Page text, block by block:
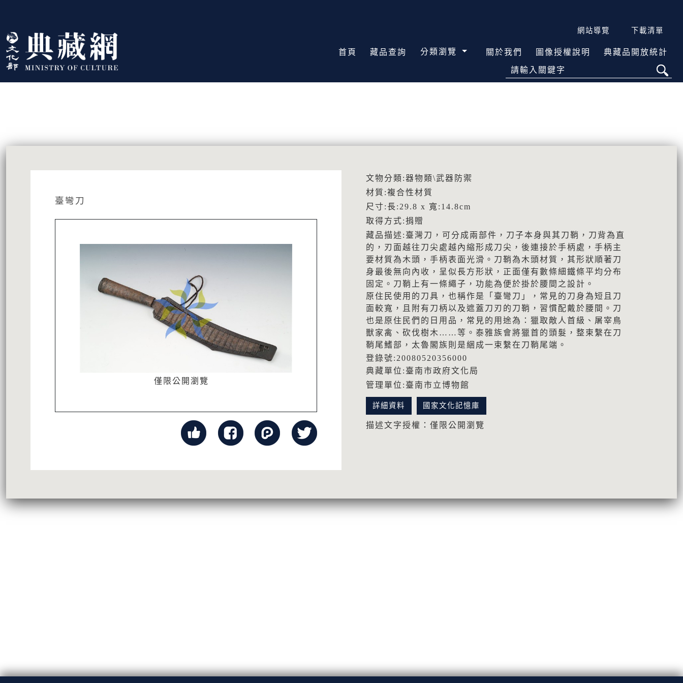
:::
網站導覽 下載清單
首頁 藏品查詢 分類瀏覽 關於我們 圖像授權說明 典藏品開放統計
請輸入關鍵字
臺彎刀
僅限公開瀏覽
文物分類:器物類\武器防禦
材質:複合性材質
尺寸:長:29.8 x 寬:14.8cm
取得方式:捐贈
藏品描述:臺灣刀，可分成兩部件，刀子本身與其刀鞘，刀背為直
的，刃面越往刀尖處越內縮形成刀尖，後連接於手柄處，手柄主
要材質為木頭，手柄表面光滑。刀鞘為木頭材質，其形狀順著刀
身最後無向內收，呈似長方形狀，正面僅有數條細鐵條平均分布
固定。刀鞘上有一條繩子，功能為便於掛於腰間之設計。
原住民使用的刀具，也稱作是「臺彎刀」，常見的刀身為短且刀
面較寬，且附有刀柄以及遮蓋刀刃的刀鞘，習慣配戴於腰間。刀
也是原住民們的日用品，常見的用途為：獵取敵人首級、屠宰鳥
獸家禽、砍伐樹木……等。泰雅族會將獵首的頭髮，整束繫在刀
鞘尾鰭部，太魯閣族則是綑成一束繫在刀鞘尾端。
登錄號:20080520356000
典藏單位:臺南市政府文化局
管理單位:臺南市立博物館
詳細資料 國家文化記憶庫
描述文字授權：僅限公開瀏覽